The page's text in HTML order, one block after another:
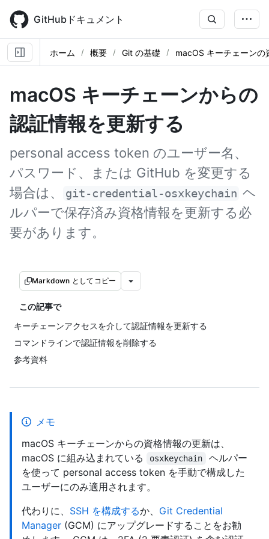
main
content
GitHubドキュメント
ホーム 概要 Git の基礎 macOS キーチェーンの
macOS キーチェーンからの
認証情報を更新する
personal access token のユーザー名、
パスワード、または GitHub を変更する
場合は、
git-credential-osxkeychain ヘ
ルパーで保存済み資格情報を更新する必
要があります。
Markdown としてコピー
この記事で
キーチェーンアクセスを介して認証情報を更新する
コマンドラインで認証情報を削除する
参考資料
メモ
macOS キーチェーンからの資格情報の更新は、
macOS に組み込まれている
osxkeychain
ヘルパー
を使って personal access token を手動で構成した
ユーザーにのみ適用されます。
代わりに、 SSH を構成するか、 Git Credential
Manager (GCM) にアップグレードすることをお勧